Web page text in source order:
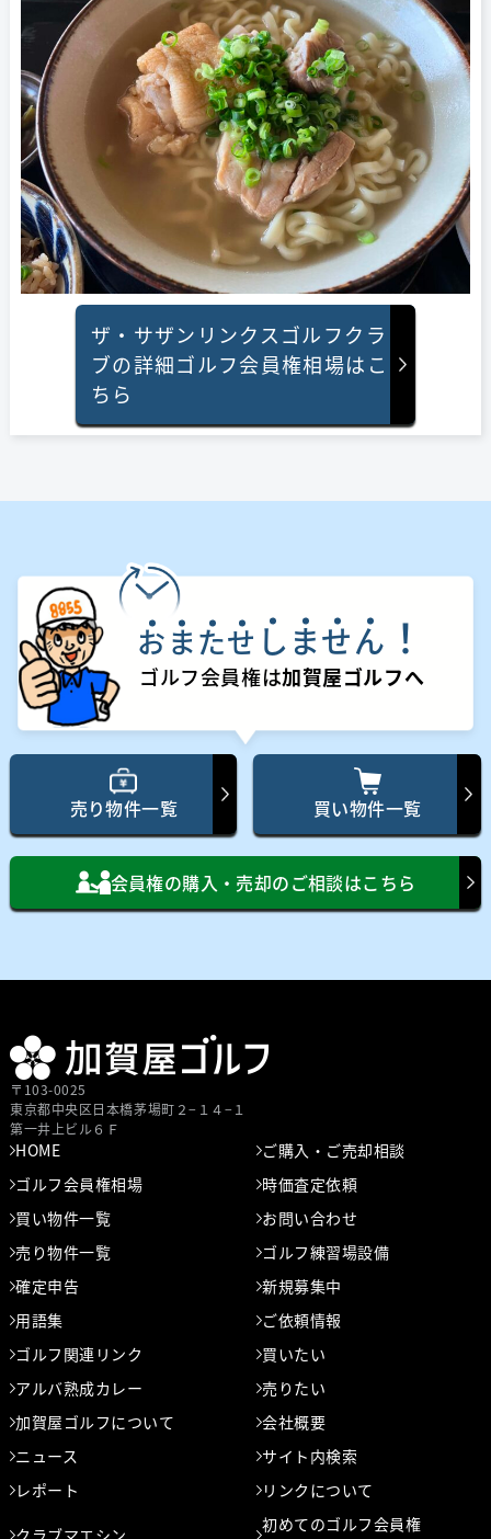
ザ・サザンリンクスゴルフクラ
ブの詳細ゴルフ会員権相場はこ
ちら
おまたせ し ません ！
ゴルフ会員権は加賀屋ゴルフへ
売り物件一覧 買い物件一覧
会員権の購入・売却のご相談はこちら
〒103-0025
東京都中央区⽇本橋茅場町２−１４−１
第⼀井上ビル６Ｆ
HOME
ご購入・ご売却相談
ゴルフ会員権相場
時価査定依頼
買い物件一覧
お問い合わせ
売り物件一覧
ゴルフ練習場設備
確定申告
新規募集中
用語集
ご依頼情報
ゴルフ関連リンク
買いたい
アルバ熟成カレー
売りたい
加賀屋ゴルフについて
会社概要
ニュース
サイト内検索
レポート
リンクについて
初めてのゴルフ会員権